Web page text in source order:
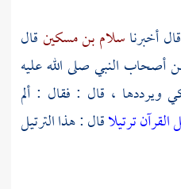
قال أخبرناسلام بن مسكينقال
النبي صلى الله عليه
ويرددها ، قال : فقال : ألم
ترتيلاقال : هذا الترتيل